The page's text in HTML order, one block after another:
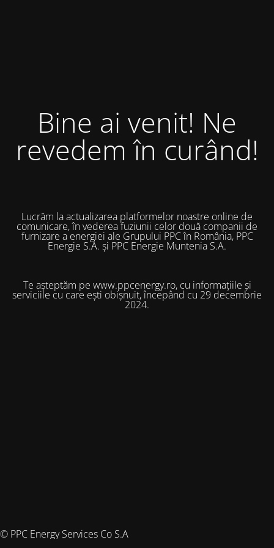
Bine ai venit! Ne
revedem în curând!
Lucrăm la actualizarea platformelor noastre online de
comunicare, în vederea fuziunii celor două companii de
furnizare a energiei ale Grupului PPC în România, PPC
Energie S.A. și PPC Energie Muntenia S.A.
Te așteptăm pe www.ppcenergy.ro, cu informațiile și
serviciile cu care ești obișnuit, începând cu 29 decembrie
2024.
© PPC Energy Services Co S.A